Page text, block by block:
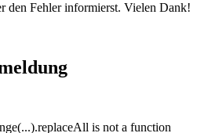
den Fehler informierst. Vielen Dank!
is not a function